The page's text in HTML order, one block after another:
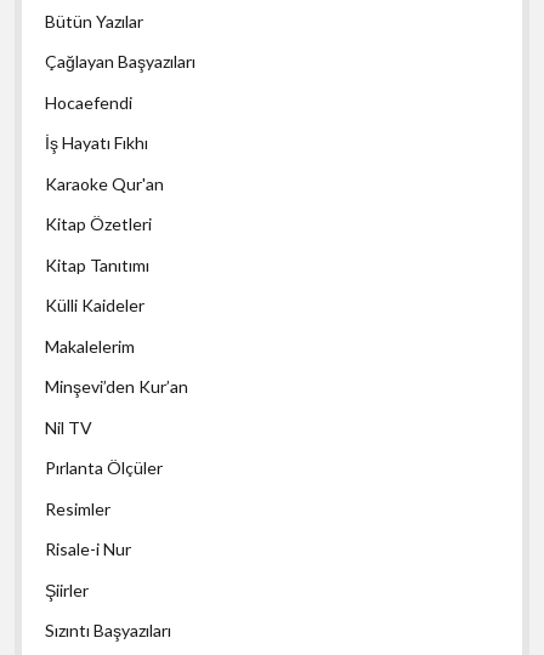
Bütün Yazılar
Çağlayan Başyazıları
Hocaefendi
İş Hayatı Fıkhı
Karaoke Qur'an
Kitap Özetleri
Kitap Tanıtımı
Külli Kaideler
Makalelerim
Minşevi’den Kur’an
Nil TV
Pırlanta Ölçüler
Resimler
Risale-i Nur
Şiirler
Sızıntı Başyazıları